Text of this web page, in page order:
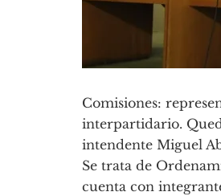
Comisiones:
interpartidario.
intendente Miguel
Se trata de
cuenta con